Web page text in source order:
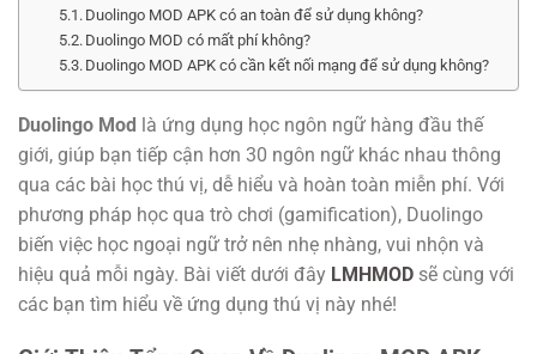
Duolingo MOD APK có an toàn để sử dụng không?
Duolingo MOD có mất phí không?
Duolingo MOD APK có cần kết nối mạng để sử dụng không?
Duolingo Mod
là ứng dụng học ngôn ngữ hàng đầu thế
giới, giúp bạn tiếp cận hơn 30 ngôn ngữ khác nhau thông
qua các bài học thú vị, dễ hiểu và hoàn toàn miễn phí. Với
phương pháp học qua trò chơi (gamification), Duolingo
biến việc học ngoại ngữ trở nên nhẹ nhàng, vui nhộn và
hiệu quả mỗi ngày. Bài viết dưới đây LMHMOD sẽ cùng với
các bạn tìm hiểu về ứng dụng thú vị này nhé!